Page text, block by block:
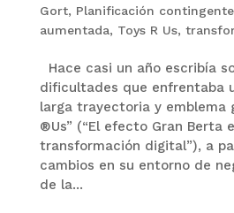
Gort, Planificación contingente
aumentada, Toys R Us,
Hace casi un año escribía
dificultades que enfrentaba
larga trayectoria y emblema
®Us” (“El efecto Gran Berta
transformación digital”), a
cambios en su entorno de
de la...